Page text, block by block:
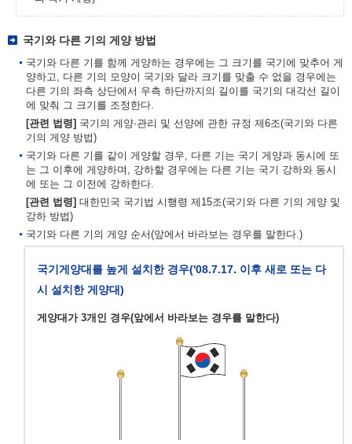
국기와 다른 기의 게양 방법
국기와 다른 기를 함께 게양하는 경우에는 그 크기를 국기에 맞추어 게
양하고, 다른 기의 모양이 국기와 달라 크기를 맞출 수 없을 경우에는
다른 기의 좌측 상단에서 우측 하단까지의 길이를 국기의 대각선 길이
에 맞춰 그 크기를 조정한다.
[관련 법령] 국기의 게양·관리 및 선양에 관한 규정 제6조(국기와 다른
기의 게양 방법)
국기와 다른 기를 같이 게양할 경우, 다른 기는 국기 게양과 동시에 또
는 그 이후에 게양하며, 강하할 경우에는 다른 기는 국기 강하와 동시
에 또는 그 이전에 강하한다.
[관련 법령] 대한민국 국기법 시행령 제15조(국기와 다른 기의 게양 및
강하 방법)
국기와 다른 기의 게양 순서(앞에서 바라보는 경우를 말한다.)
국기게양대를 높게 설치한 경우('08.7.17. 이후 새로 또는 다
시 설치한 게양대)
게양대가 3개인 경우(앞에서 바라보는 경우를 말한다)